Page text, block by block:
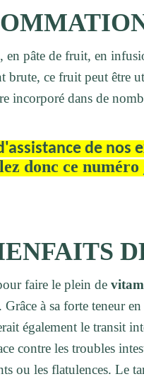
pâte de fruit, en
brute, ce fruit peut être
incorporé dans de
de nos
donc ce numéro
faire le plein de
. Grâce à sa forte teneur
également le transit
contre les troubles
ou les flatulences. Le